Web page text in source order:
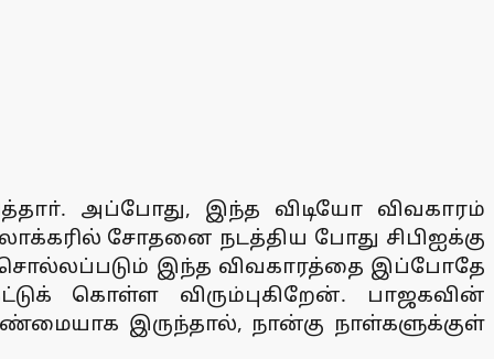
அப்போது, இந்த விடியோ விவகாரம்
சோதனை நடத்திய போது சிபிஐக்கு
சொல்லப்படும் இந்த விவகாரத்தை இப்போதே
கொள்ள விரும்புகிறேன். பாஜகவின்
இருந்தால், நான்கு நாள்களுக்குள்